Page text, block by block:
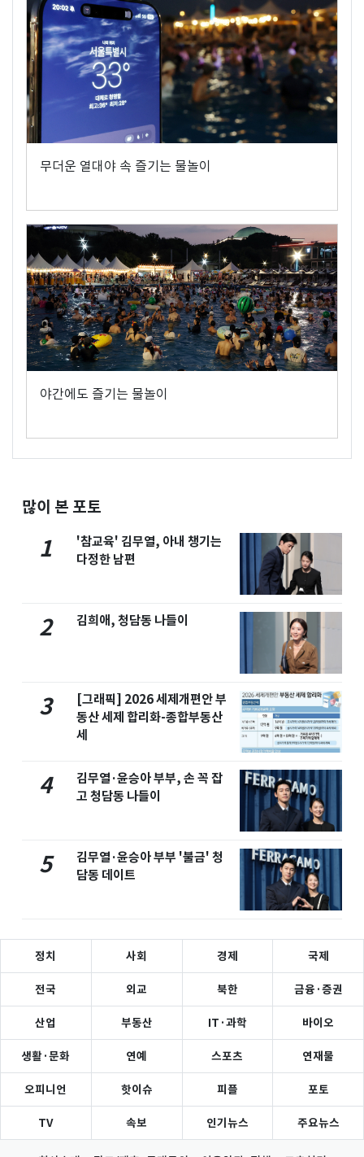
무더운 열대야 속 즐기는 물놀이
야간에도 즐기는 물놀이
많이 본 포토
1
'참교육' 김무열, 아내 챙기는
다정한 남편
2 김희애, 청담동 나들이
3
[그래픽] 2026 세제개편안 부
동산 세제 합리화-종합부동산
세
4
김무열·윤승아 부부, 손 꼭 잡
고 청담동 나들이
5
김무열·윤승아 부부 '불금' 청
담동 데이트
정치 사회 경제 국제
전국 외교 북한 금융·증권
산업 부동산 IT·과학 바이오
생활·문화 연예 스포츠 연재물
오피니언 핫이슈 피플 포토
TV 속보 인기뉴스 주요뉴스